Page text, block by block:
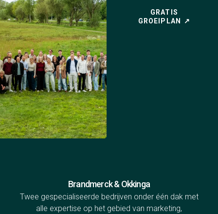
GRATIS
GROEIPLAN
Brandmerck & Okkinga
Twee gespecialiseerde bedrijven onder één dak met
alle expertise op het gebied van marketing,